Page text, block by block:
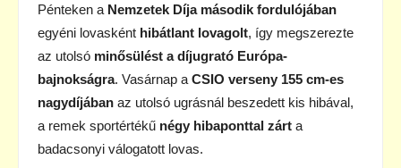
Pénteken a Nemzetek Díja második fordulójában
egyéni lovasként hibátlant lovagolt, így megszerezte
az utolsó minősülést a díjugrató Európa-
bajnokságra. Vasárnap a CSIO verseny 155 cm-es
nagydíjában az utolsó ugrásnál beszedett kis hibával,
a remek sportértékű négy hibaponttal zárt a
badacsonyi válogatott lovas.